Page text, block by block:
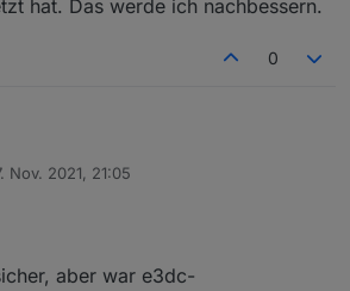
bei den Batterietemperaturen 5-7 mit
hat. Das werde ich nachbessern.
0
gesetzt hat. Das werde ich nachbessern.
Nov. 2021, 21:05
von
aber war e3dc-